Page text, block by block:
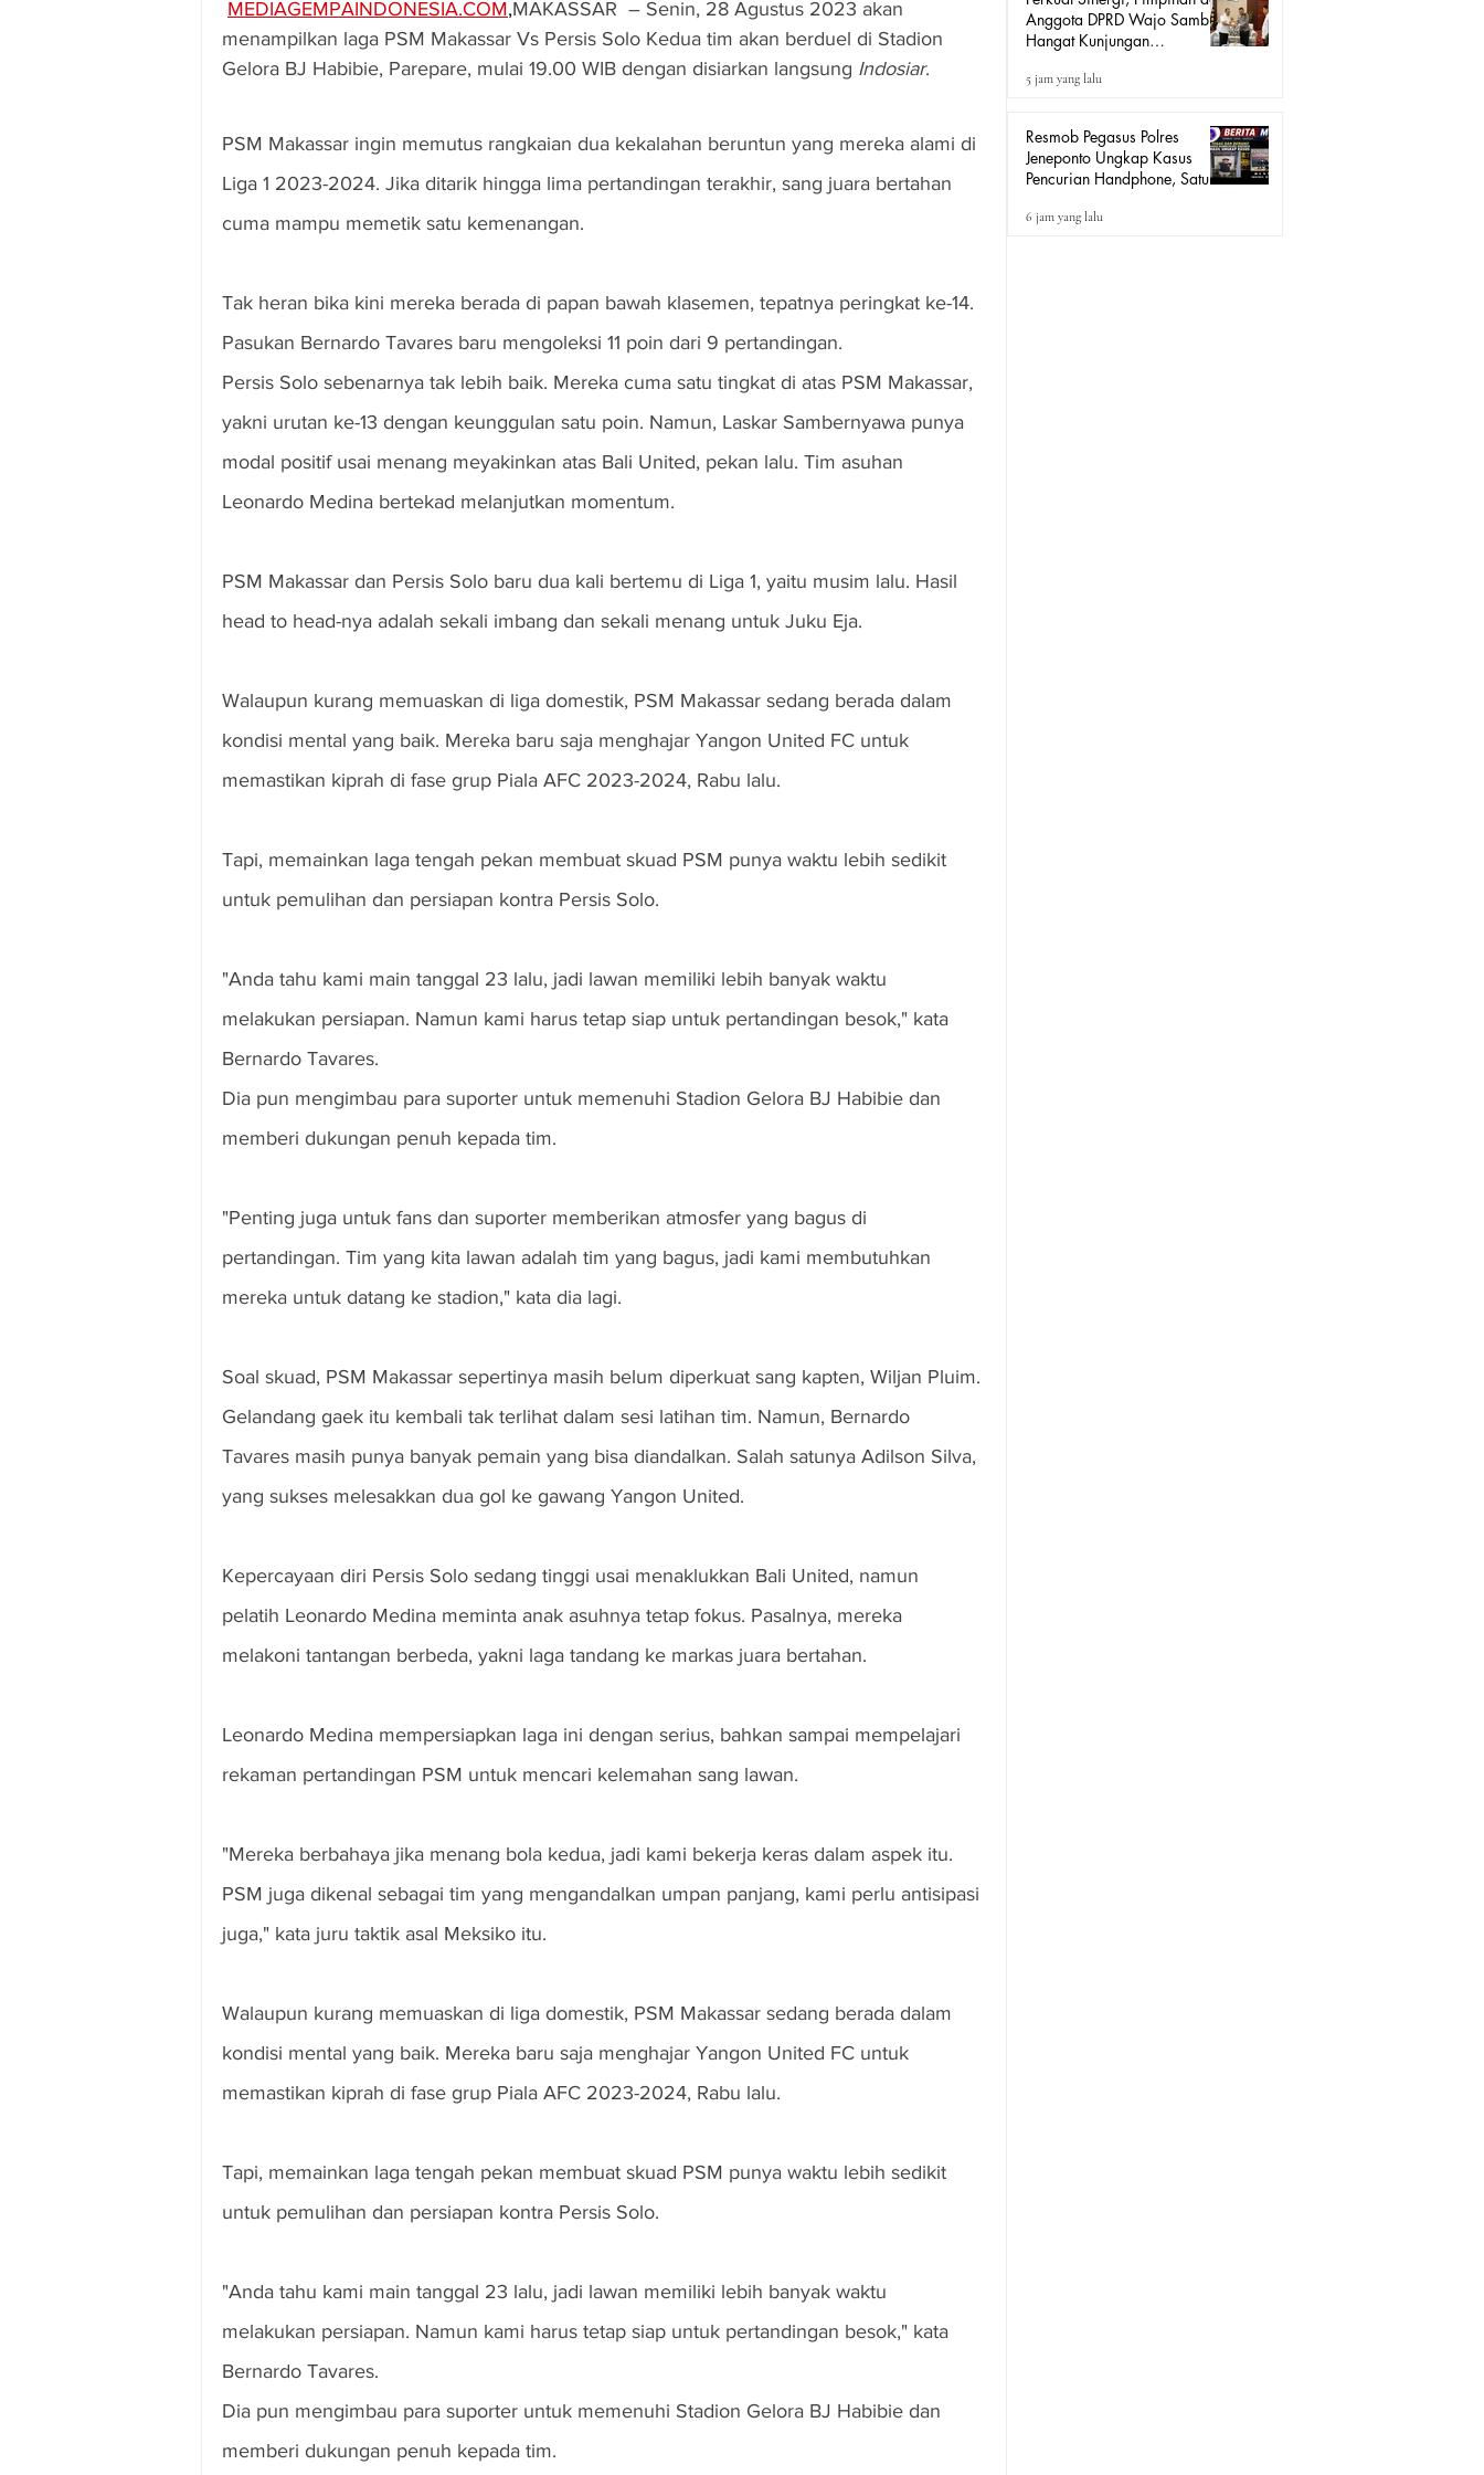
MEDIAGEMPAINDONESIA.COM,MAKASSAR  – Senin, 28 Agustus 2023 akan
menampilkan laga PSM Makassar Vs Persis Solo Kedua tim akan berduel di Stadion
Gelora BJ Habibie, Parepare, mulai 19.00 WIB dengan disiarkan langsung Indosiar.
PSM Makassar ingin memutus rangkaian dua kekalahan beruntun yang mereka alami di
Liga 1 2023-2024. Jika ditarik hingga lima pertandingan terakhir, sang juara bertahan
cuma mampu memetik satu kemenangan.
Tak heran bika kini mereka berada di papan bawah klasemen, tepatnya peringkat ke-14.
Pasukan Bernardo Tavares baru mengoleksi 11 poin dari 9 pertandingan.
Persis Solo sebenarnya tak lebih baik. Mereka cuma satu tingkat di atas PSM Makassar,
yakni urutan ke-13 dengan keunggulan satu poin. Namun, Laskar Sambernyawa punya
modal positif usai menang meyakinkan atas Bali United, pekan lalu. Tim asuhan
Leonardo Medina bertekad melanjutkan momentum.
PSM Makassar dan Persis Solo baru dua kali bertemu di Liga 1, yaitu musim lalu. Hasil
head to head-nya adalah sekali imbang dan sekali menang untuk Juku Eja.
Walaupun kurang memuaskan di liga domestik, PSM Makassar sedang berada dalam
kondisi mental yang baik. Mereka baru saja menghajar Yangon United FC untuk
memastikan kiprah di fase grup Piala AFC 2023-2024, Rabu lalu.
Tapi, memainkan laga tengah pekan membuat skuad PSM punya waktu lebih sedikit
untuk pemulihan dan persiapan kontra Persis Solo.
"Anda tahu kami main tanggal 23 lalu, jadi lawan memiliki lebih banyak waktu
melakukan persiapan. Namun kami harus tetap siap untuk pertandingan besok," kata
Bernardo Tavares.
Dia pun mengimbau para suporter untuk memenuhi Stadion Gelora BJ Habibie dan
memberi dukungan penuh kepada tim.
"Penting juga untuk fans dan suporter memberikan atmosfer yang bagus di
pertandingan. Tim yang kita lawan adalah tim yang bagus, jadi kami membutuhkan
mereka untuk datang ke stadion," kata dia lagi.
Soal skuad, PSM Makassar sepertinya masih belum diperkuat sang kapten, Wiljan Pluim.
Gelandang gaek itu kembali tak terlihat dalam sesi latihan tim. Namun, Bernardo
Tavares masih punya banyak pemain yang bisa diandalkan. Salah satunya Adilson Silva,
yang sukses melesakkan dua gol ke gawang Yangon United.
Kepercayaan diri Persis Solo sedang tinggi usai menaklukkan Bali United, namun
pelatih Leonardo Medina meminta anak asuhnya tetap fokus. Pasalnya, mereka
melakoni tantangan berbeda, yakni laga tandang ke markas juara bertahan.
Leonardo Medina mempersiapkan laga ini dengan serius, bahkan sampai mempelajari
rekaman pertandingan PSM untuk mencari kelemahan sang lawan.
"Mereka berbahaya jika menang bola kedua, jadi kami bekerja keras dalam aspek itu.
PSM juga dikenal sebagai tim yang mengandalkan umpan panjang, kami perlu antisipasi
juga," kata juru taktik asal Meksiko itu.
Walaupun kurang memuaskan di liga domestik, PSM Makassar sedang berada dalam
kondisi mental yang baik. Mereka baru saja menghajar Yangon United FC untuk
memastikan kiprah di fase grup Piala AFC 2023-2024, Rabu lalu.
Tapi, memainkan laga tengah pekan membuat skuad PSM punya waktu lebih sedikit
untuk pemulihan dan persiapan kontra Persis Solo.
"Anda tahu kami main tanggal 23 lalu, jadi lawan memiliki lebih banyak waktu
melakukan persiapan. Namun kami harus tetap siap untuk pertandingan besok," kata
Bernardo Tavares.
Dia pun mengimbau para suporter untuk memenuhi Stadion Gelora BJ Habibie dan
memberi dukungan penuh kepada tim.
Anggota DPRD Wajo Sambut
Hangat Kunjungan
yang Baru
5 jam yang lalu
Resmob Pegasus Polres
Jeneponto Ungkap Kasus
Pencurian Handphone, Satu
6 jam yang lalu